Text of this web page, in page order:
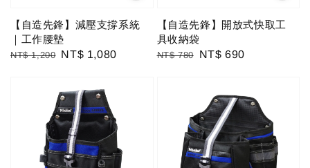
【自造先鋒】減壓支撐系統
｜工作腰墊
Regular
NT$ 1,200 Sale
NT$ 1,080
【自造先鋒】開放式快取工
具收納袋
Regular
NT$ 780
Sale
NT$ 690